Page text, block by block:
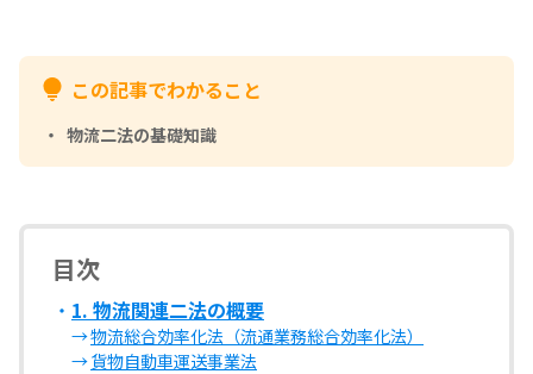
この記事でわかること
物流二法の基礎知識
目次
1. 物流関連二法の概要
物流総合効率化法（流通業務総合効率化法）
貨物自動車運送事業法